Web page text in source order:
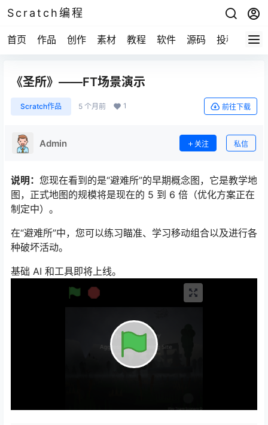
Scratch编程
首页 作品 创作 素材 教程 软件 源码 投稿 关于
《圣所》——FT场景演示
Scratch作品 5 个月前 1 前往下载
Admin 关注 私信
说明： 您现在看到的是“避难所”的早期概念图，它是教学地
图，正式地图的规模将是现在的 5 到 6 倍（优化方案正在
制定中）。
在“避难所”中，您可以练习瞄准、学习移动组合以及进行各
种破坏活动。
基础 AI 和工具即将上线。